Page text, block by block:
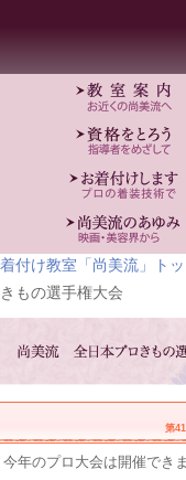
着付け教室「尚美流」ト
きもの選手権大会
第
今年のプロ大会は開催でき